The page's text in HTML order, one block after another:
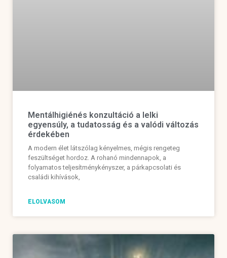
Mentálhigiénés konzultáció a lelki
egyensúly, a tudatosság és a valódi változás
érdekében
A modern élet látszólag kényelmes, mégis rengeteg
feszültséget hordoz. A rohanó mindennapok, a
folyamatos teljesítménykényszer, a párkapcsolati és
családi kihívások,
ELOLVASOM